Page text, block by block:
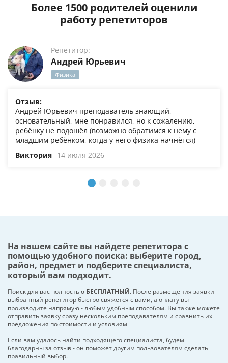
Более 1500 родителей оценили
работу репетиторов
Репетитор:
Андрей Юрьевич
Физика
Отзыв:
Андрей Юрьевич преподаватель знающий,
основательный, мне понравился, но к сожалению,
ребёнку не подошёл (возможно обратимся к нему с
младшим ребёнком, когда у него физика начнётся)
Виктория 14 июля 2026
На нашем сайте вы найдете репетитора с
помощью удобного поиска: выберите город,
район, предмет и подберите специалиста,
который вам подходит.
Поиск для вас полностью БЕСПЛАТНЫЙ. После размещения заявки
выбранный репетитор быстро свяжется с вами, а оплату вы
производите напрямую - любым удобным способом. Вы также можете
отправить заявку сразу нескольким преподавателям и сравнить их
предложения по стоимости и условиям
Если вам удалось найти подходящего специалиста, будем
благодарны за отзыв - он поможет другим пользователям сделать
правильный выбор.